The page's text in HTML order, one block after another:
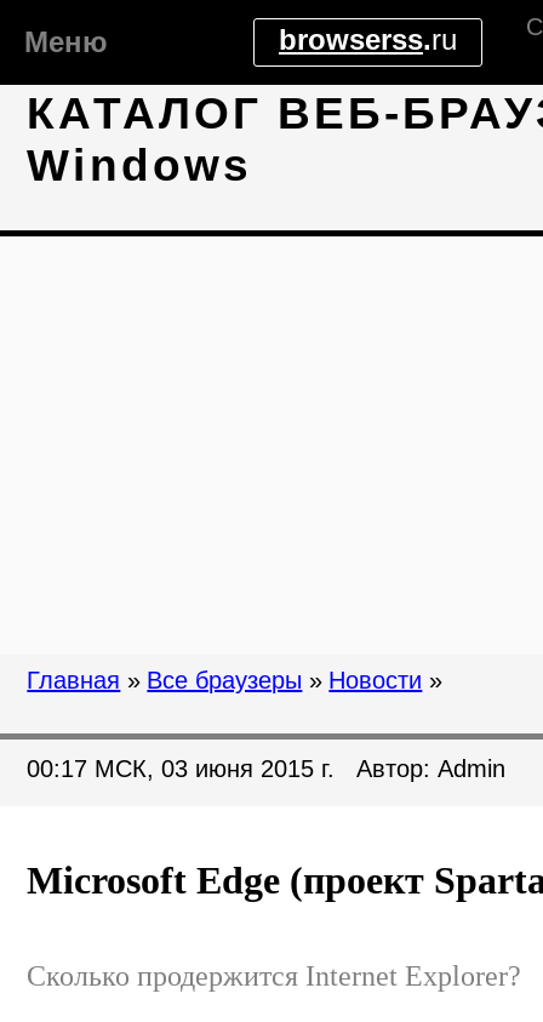
Microsoft Edge (проект
Сколько продержится Internet Explorer?
Главная » Все браузеры » Новости »
00:17 МСК, 03 июня 2015 г. Автор: Admin
КАТАЛОГ ВЕБ-
Windows
browserss.ru
Меню